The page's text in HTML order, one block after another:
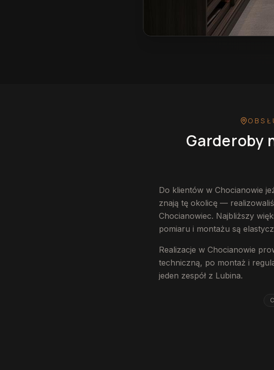
Garderoby
Do klientów w Chocianowie
znają tę okolicę —
Chocianowiec. Najbliższy
pomiaru i montażu są
Realizacje w Chocianowie
techniczną, po montaż i
jeden zespół z Lubina.